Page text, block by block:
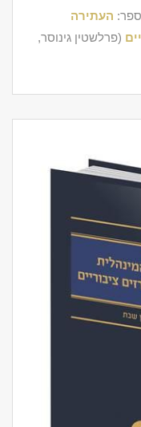
העתירה
(פרלשטין גינוסר,